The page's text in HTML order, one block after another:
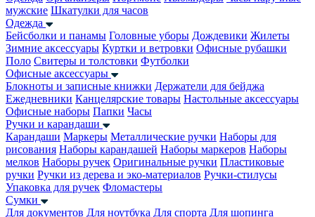
мужские Шкатулки для часов
Одежда
Бейсболки и панамы Головные уборы Дождевики Жилеты
Зимние аксессуары Куртки и ветровки Офисные рубашки
Поло Свитеры и толстовки Футболки
Офисные аксессуары
Блокноты и записные книжки Держатели для бейджа
Ежедневники Канцелярские товары Настольные аксессуары
Офисные наборы Папки Часы
Ручки и карандаши
Карандаши Маркеры Металлические ручки Наборы для
рисования Наборы карандашей Наборы маркеров Наборы
мелков Наборы ручек Оригинальные ручки Пластиковые
ручки Ручки из дерева и эко-материалов Ручки-стилусы
Упаковка для ручек Фломастеры
Сумки
Для документов Для ноутбука Для спорта Для шопинга